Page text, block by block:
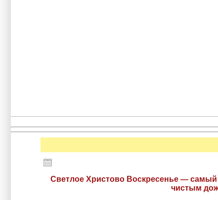
Светлое Христово Воскресенье —
чистым